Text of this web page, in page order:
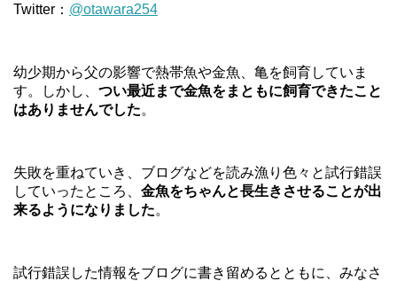
Twitter： @otawara254
幼少期から父の影響で熱帯魚や金魚、亀を飼育していま
す。しかし、 つい最近まで金魚をまともに飼育できたこと
はありませんでした。
失敗を重ねていき、ブログなどを読み漁り色々と試行錯誤
していったところ、 金魚をちゃんと長生きさせることが出
来るようになりました。
試行錯誤した情報をブログに書き留めるとともに、みなさ